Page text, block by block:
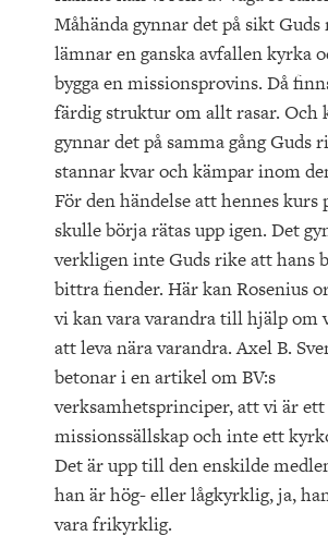
Måhända gynnar det på sikt
lämnar en ganska avfallen kyrka
bygga en missionsprovins. Då
färdig struktur om allt rasar. Och
gynnar det på samma gång Guds
stannar kvar och kämpar inom
För den händelse att hennes kurs
skulle börja rätas upp igen. Det
verkligen inte Guds rike att hans
bittra fiender. Här kan Rosenius
vi kan vara varandra till hjälp om
att leva nära varandra. Axel B.
betonar i en artikel om BV:s
verksamhetsprinciper, att vi är ett
missionssällskap och inte ett
Det är upp till den enskilde
han är hög- eller lågkyrklig, ja,
vara frikyrklig.